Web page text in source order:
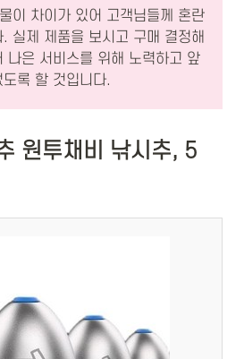
이 차이가 있어 고객님들께 혼란
실제 제품을 보시고 구매 결정해
나은 서비스를 위해 노력하고 앞
록 할 것입니다.
원투채비 낚시추, 5